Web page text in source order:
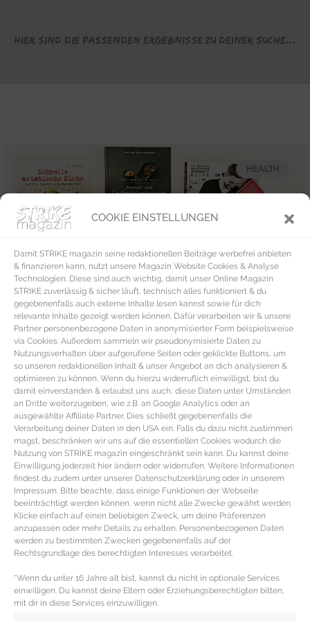
COOKIE EINSTELLUNGEN
Damit STRIKE magazin seine redaktionellen Beiträge werbefrei anbieten
& finanzieren kann, nutzt unsere Magazin Website Cookies & Analyse
Technologien. Diese sind auch wichtig, damit unser Online Magazin
STRIKE zuverlässig & sicher läuft, technisch alles funktioniert & du
gegebenenfalls auch externe Inhalte lesen kannst sowie für dich
relevante Inhalte gezeigt werden können. Dafür verarbeiten wir & unsere
Partner personenbezogene Daten in anonymisierter Form beispielsweise
via Cookies. Außerdem sammeln wir pseudonymisierte Daten zu
Nutzungsverhalten über aufgerufene Seiten oder geklickte Buttons, um
so unseren redaktionellen Inhalt & unser Angebot an dich analysieren &
optimieren zu können. Wenn du hierzu widerruflich einwilligst, bist du
damit einverstanden & erlaubst uns auch, diese Daten unter Umständen
an Dritte weiterzugeben, wie z.B. an Google Analytics oder an
ausgewählte Affiliate Partner. Dies schließt gegebenenfalls die
Verarbeitung deiner Daten in den USA ein. Falls du dazu nicht zustimmen
magst, beschränken wir uns auf die essentiellen Cookies wodurch die
Nutzung von STRIKE magazin eingeschränkt sein kann. Du kannst deine
Einwilligung jederzeit hier ändern oder widerrufen. Weitere Informationen
findest du zudem unter unserer Datenschutzerklärung oder in unserem
Impressum. Bitte beachte, dass einige Funktionen der Webseite
beeinträchtigt werden können, wenn nicht alle Zwecke gewährt werden.
Klicke einfach auf einen beliebigen Zweck, um deine Präferenzen
anzupassen oder mehr Details zu erhalten. Personenbezogenen Daten
werden zu bestimmten Zwecken gegebenenfalls auf der
Rechtsgrundlage des berechtigten Interesses verarbeitet.
*Wenn du unter 16 Jahre alt bist, kannst du nicht in optionale Services
einwilligen. Du kannst deine Eltern oder Erziehungsberechtigten bitten,
mit dir in diese Services einzuwilligen.
Hier sind die passenden Ergebnisse zu deiner Suche...
HEALTH
KOCHBUCH SPECIAL – Die besten
Kochbücher der aktuellen
Ernährungstrends
Unsere Kochbuch Empfehlungen mit leckeren
gesunden Rezepte Schwing den Kochlöffel, hier dreht
sich alles um die leckersten Rezepte aus Clean